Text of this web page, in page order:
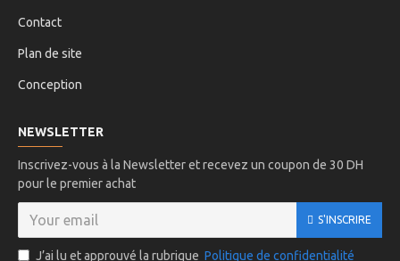
Contact
Plan de site
Conception
NEWSLETTER
Inscrivez-vous à la Newsletter et recevez un coupon de 30 DH
pour le premier achat
S'INSCRIRE
J’ai lu et approuvé la rubrique Politique de confidentialité